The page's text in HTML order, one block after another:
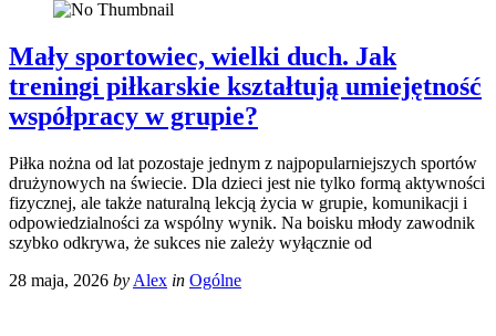
Mały sportowiec, wielki duch. Jak
treningi piłkarskie kształtują umiejętność
współpracy w grupie?
Piłka nożna od lat pozostaje jednym z najpopularniejszych sportów
drużynowych na świecie. Dla dzieci jest nie tylko formą aktywności
fizycznej, ale także naturalną lekcją życia w grupie, komunikacji i
odpowiedzialności za wspólny wynik. Na boisku młody zawodnik
szybko odkrywa, że sukces nie zależy wyłącznie od
28 maja, 2026 by Alex in Ogólne